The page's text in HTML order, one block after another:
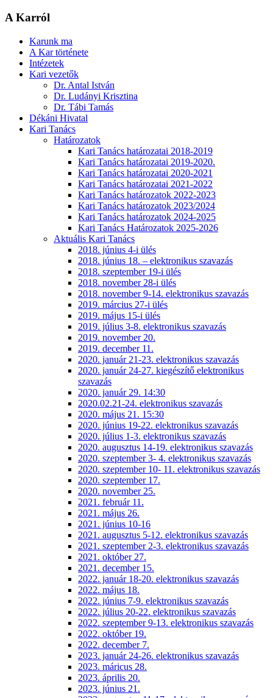
A Karról
Karunk ma
A Kar története
Intézetek
Kari vezetők
Dr. Antal István
Dr. Ludányi Krisztina
Dr. Tábi Tamás
Dékáni Hivatal
Kari Tanács
Határozatok
Kari Tanács határozatai 2018-2019
Kari Tanács határozatai 2019-2020.
Kari Tanács határozatai 2020-2021
Kari Tanács határozatai 2021-2022
Kari Tanács határozatok 2022-2023
Kari Tanács határozatok 2023/2024
Kari Tanács határozatok 2024-2025
Kari Tanács Határozatok 2025-2026
Aktuális Kari Tanács
2018. június 4-i ülés
2018. június 18. – elektronikus szavazás
2018. szeptember 19-i ülés
2018. november 28-i ülés
2018. november 9-14. elektronikus szavazás
2019. március 27-i ülés
2019. május 15-i ülés
2019. július 3-8. elektronikus szavazás
2019. november 20.
2019. december 11.
2020. január 21-23. elektronikus szavazás
2020. január 24-27. kiegészítő elektronikus
szavazás
2020. január 29. 14:30
2020.02.21-24. elektronikus szavazás
2020. május 21. 15:30
2020. június 19-22. elektronikus szavazás
2020. július 1-3. elektronikus szavazás
2020. augusztus 14-19. elektronikus szavazás
2020. szeptember 3- 4. elektronikus szavazás
2020. szeptember 10- 11. elektronikus szavazás
2020. szeptember 17.
2020. november 25.
2021. február 11.
2021. május 26.
2021. június 10-16
2021. augusztus 5-12. elektronikus szavazás
2021. szeptember 2-3. elektronikus szavazás
2021. október 27.
2021. december 15.
2022. január 18-20. elektronikus szavazás
2022. május 18.
2022. június 7-9. elektronikus szavazás
2022. július 20-22. elektronikus szavazás
2022. szeptember 9-13. elektronikus szavazás
2022. október 19.
2022. december 7.
2023. január 24-26. elektronikus szavazás
2023. máricus 28.
2023. április 20.
2023. június 21.